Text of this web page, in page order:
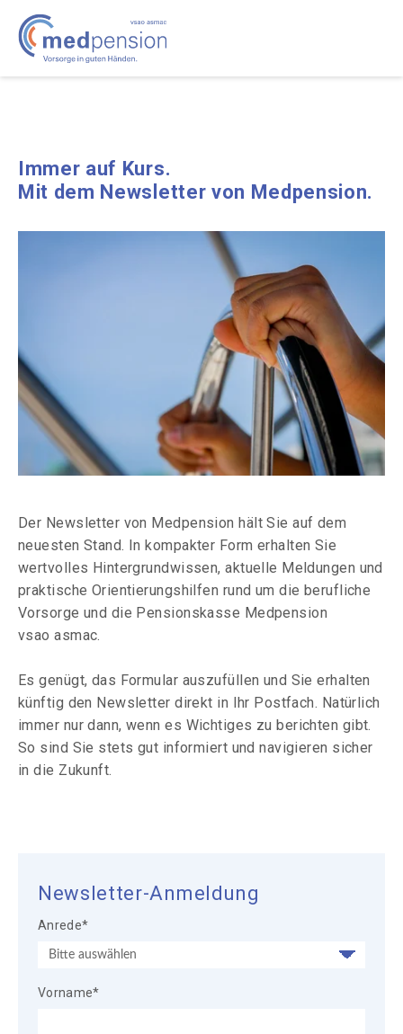
Immer auf Kurs.
Mit dem Newsletter von Medpension.
Der Newsletter von Medpension hält Sie auf dem
neuesten Stand. In kompakter Form erhalten Sie
wertvolles Hintergrundwissen, aktuelle Meldungen und
praktische Orientierungshilfen rund um die berufliche
Vorsorge und die Pensionskasse Medpension
vsao asmac.
Es genügt, das Formular auszufüllen und Sie erhalten
künftig den Newsletter direkt in Ihr Postfach. Natürlich
immer nur dann, wenn es Wichtiges zu berichten gibt.
So sind Sie stets gut informiert und navigieren sicher
in die Zukunft.
Newsletter-Anmeldung
Anrede*
Vorname*